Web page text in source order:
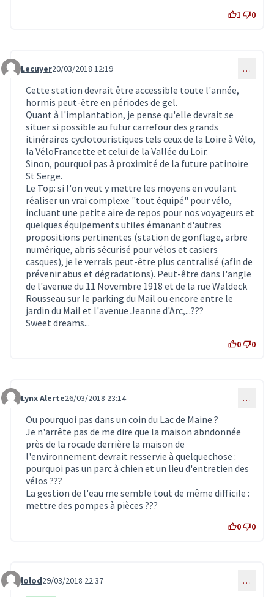
1 0
Commentaire 291
Lecuyer20/03/2018 12:19 …
Cette station devrait être accessible toute l'année,
hormis peut-être en périodes de gel.
Quant à l'implantation, je pense qu'elle devrait se
situer si possible au futur carrefour des grands
itinéraires cyclotouristiques tels ceux de la Loire à Vélo,
la VéloFrancette et celui de la Vallée du Loir.
Sinon, pourquoi pas à proximité de la future patinoire
St Serge.
Le Top: si l'on veut y mettre les moyens en voulant
réaliser un vrai complexe "tout équipé" pour vélo,
incluant une petite aire de repos pour nos voyageurs et
quelques équipements utiles émanant d'autres
propositions pertinentes (station de gonflage, arbre
numérique, abris sécurisé pour vélos et casiers
casques), je le verrais peut-être plus centralisé (afin de
prévenir abus et dégradations). Peut-être dans l'angle
de l'avenue du 11 Novembre 1918 et de la rue Waldeck
Rousseau sur le parking du Mail ou encore entre le
jardin du Mail et l'avenue Jeanne d'Arc,...???
Sweet dreams...
0 0
Commentaire 346
Lynx Alerte26/03/2018 23:14 …
Ou pourquoi pas dans un coin du Lac de Maine ?
Je n'arrête pas de me dire que la maison abndonnée
près de la rocade derrière la maison de
l'environnement devrait resservie à quelquechose :
pourquoi pas un parc à chien et un lieu d'entretien des
vélos ???
La gestion de l'eau me semble tout de même difficile :
mettre des pompes à pièces ???
0 0
Commentaire 393
lolod29/03/2018 22:37 …